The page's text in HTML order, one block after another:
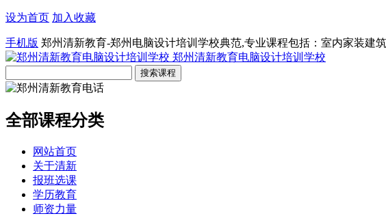
设为首页 加入收藏
手机版 郑州清新教育-郑州电脑设计培训学校典范,专业课程包括：室内家装建
郑州清新教育电脑设计培训学校
全部课程分类
网站首页
关于清新
报班选课
学历教育
师资力量